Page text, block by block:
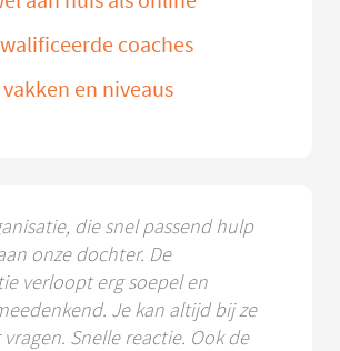
coaches
en niveaus
die snel passend hulp
onze dochter. De
verloopt erg soepel en
Je kan altijd bij ze
Snelle reactie. Ook de